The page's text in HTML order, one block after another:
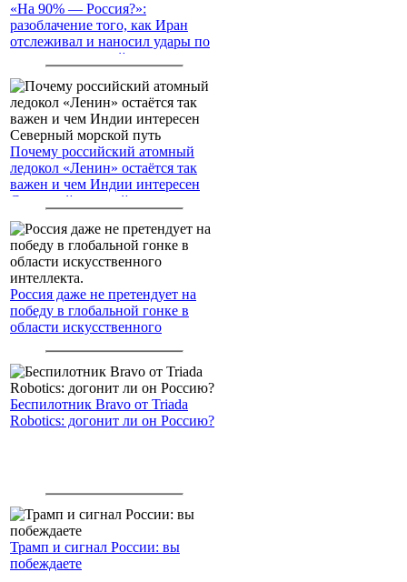
«На 90% — Россия?»:
разоблачение того, как Иран
отслеживал и наносил удары по
американским войскам
Почему российский атомный
ледокол «Ленин» остаётся так
важен и чем Индии интересен
Северный морской путь
Россия даже не претендует на
победу в глобальной гонке в
области искусственного
Беспилотник Bravo от Triada
Robotics: догонит ли он Россию?
Трамп и сигнал России: вы
побеждаете